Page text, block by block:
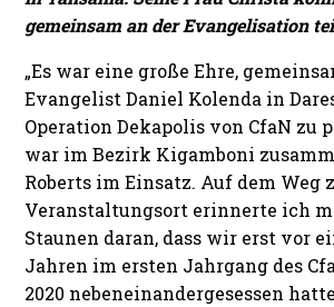
gemeinsam an der Evangelisation
„Es war eine große Ehre,
Evangelist Daniel Kolenda in
Operation Dekapolis von CfaN zu
war im Bezirk Kigamboni
Roberts im Einsatz. Auf dem Weg
Veranstaltungsort erinnerte ich
Staunen daran, dass wir erst vor
Jahren im ersten Jahrgang des
2020 nebeneinandergesessen